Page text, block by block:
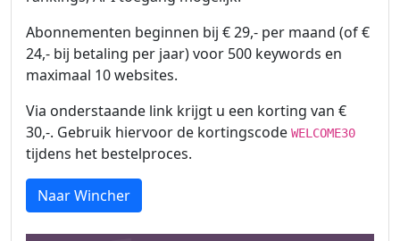
Abonnementen beginnen bij € 29,- per maand (of €
24,- bij betaling per jaar) voor 500 keywords en
maximaal 10 websites.
Via onderstaande link krijgt u een korting van €
30,-. Gebruik hiervoor de kortingscode WELCOME30
tijdens het bestelproces.
Naar Wincher